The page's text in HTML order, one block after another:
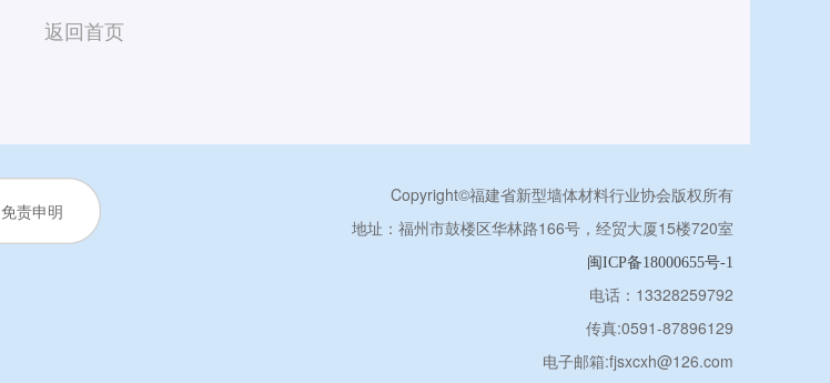
返回首页
免责申明
Copyright©福建省新型墙体材料行业协会版权所有
地址：福州市鼓楼区华林路166号，经贸大厦15楼720室
闽ICP备18000655号-1
电话：13328259792
传真:0591-87896129
电子邮箱:fjsxcxh@126.com